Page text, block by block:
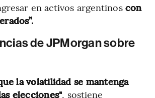
en activos argentinos con
de JPMorgan sobre
la volatilidad se mantenga
elecciones", sostiene